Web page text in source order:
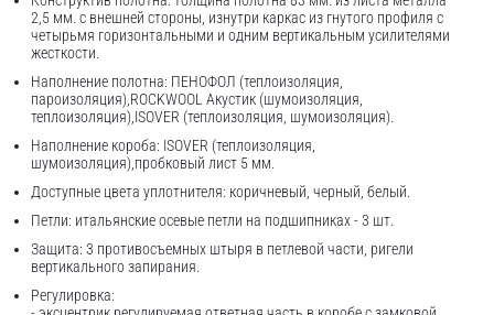
2,5 мм. с внешней стороны, изнутри каркас из гнутого профиля с
четырьмя горизонтальными и одним вертикальным усилителями
жесткости.
Наполнение полотна: ПЕНОФОЛ (теплоизоляция,
пароизоляция),ROCKWOOL Акустик (шумоизоляция,
теплоизоляция),ISOVER (теплоизоляция, шумоизоляция).
Наполнение короба: ISOVER (теплоизоляция,
шумоизоляция),пробковый лист 5 мм.
Доступные цвета уплотнителя: коричневый, черный, белый.
Петли: итальянские осевые петли на подшипниках - 3 шт.
Защита: 3 противосъемных штыря в петлевой части, ригели
вертикального запирания.
Регулировка: